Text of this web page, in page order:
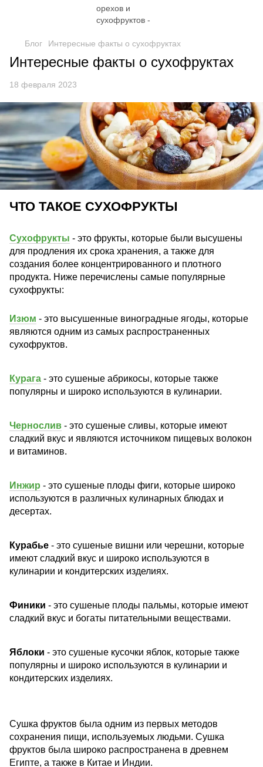
Блог Интересные факты о сухофруктах
Интересные факты о сухофруктах
18 февраля 2023
ЧТО ТАКОЕ СУХОФРУКТЫ
Сухофрукты - это фрукты, которые были высушены
для продления их срока хранения, а также для
создания более концентрированного и плотного
продукта. Ниже перечислены самые популярные
сухофрукты:
Изюм - это высушенные виноградные ягоды, которые
являются одним из самых распространенных
сухофруктов.
Курага - это сушеные абрикосы, которые также
популярны и широко используются в кулинарии.
Чернослив - это сушеные сливы, которые имеют
сладкий вкус и являются источником пищевых волокон
и витаминов.
Инжир - это сушеные плоды фиги, которые широко
используются в различных кулинарных блюдах и
десертах.
Курабье - это сушеные вишни или черешни, которые
имеют сладкий вкус и широко используются в
кулинарии и кондитерских изделиях.
Финики - это сушеные плоды пальмы, которые имеют
сладкий вкус и богаты питательными веществами.
Яблоки - это сушеные кусочки яблок, которые также
популярны и широко используются в кулинарии и
кондитерских изделиях.
Сушка фруктов была одним из первых методов
сохранения пищи, используемых людьми. Сушка
фруктов была широко распространена в древнем
Египте, а также в Китае и Индии.